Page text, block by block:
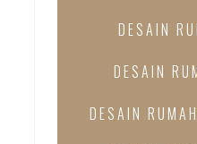
DESAIN
DESAIN
DESAIN